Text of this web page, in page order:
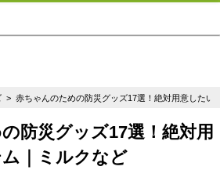
> 赤ちゃんのための防災グッズ17選！絶対用意したい
防災グッズ17選！絶対用
｜ミルクなど